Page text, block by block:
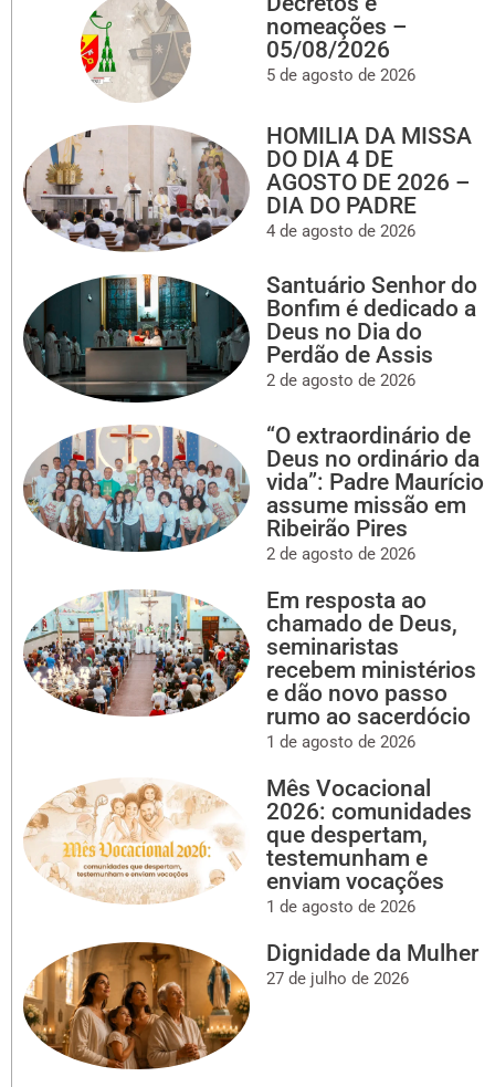
nomeações –
05/08/2026
5 de agosto de 2026
HOMILIA DA MISSA
DO DIA 4 DE
AGOSTO DE 2026 –
DIA DO PADRE
4 de agosto de 2026
Santuário Senhor do
Bonfim é dedicado a
Deus no Dia do
Perdão de Assis
2 de agosto de 2026
“O extraordinário de
Deus no ordinário da
vida”: Padre Maurício
assume missão em
Ribeirão Pires
2 de agosto de 2026
Em resposta ao
chamado de Deus,
seminaristas
recebem ministérios
e dão novo passo
rumo ao sacerdócio
1 de agosto de 2026
Mês Vocacional
2026: comunidades
que despertam,
testemunham e
enviam vocações
1 de agosto de 2026
Dignidade da Mulher
27 de julho de 2026